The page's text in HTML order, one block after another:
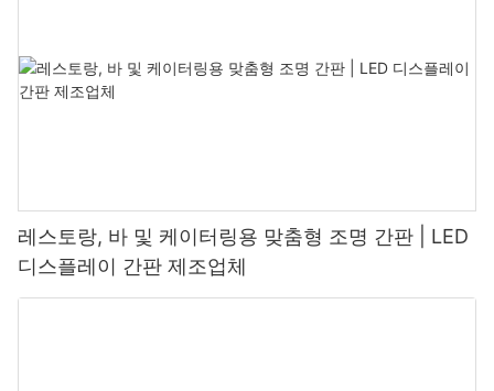
레스토랑, 바 및 케이터링용 맞춤형 조명 간판 | LED
디스플레이 간판 제조업체